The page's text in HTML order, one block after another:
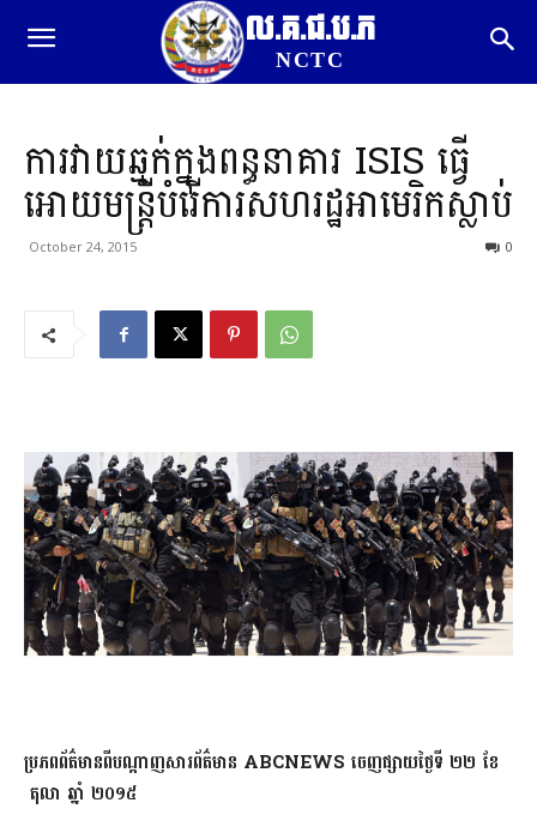
ល.គ.ជ.ប.ភ
NCTC
ការវាយឆ្មក់ក្នុងពន្ធនាគារ ISIS ធ្វើ
អោយមន្រ្តីបំរើការសហរដ្ឋអាមេរិកស្លាប់
October 24, 2015 0
ប្រភពព័ត៌មានពីបណ្តាញសារព័ត៌មាន ABCNEWS ចេញផ្សាយថ្ងៃទី ២២ ខែ​
តុលា ឆ្នាំ ២០១៥